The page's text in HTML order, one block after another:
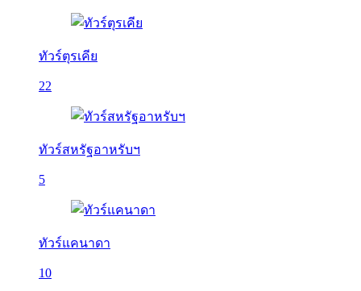
ทัวร์ตุรเคีย
22
ทัวร์สหรัฐอาหรับฯ
5
ทัวร์แคนาดา
10